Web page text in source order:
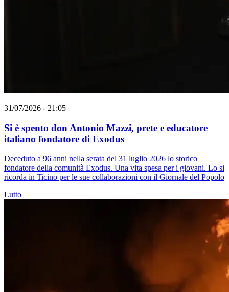
31/07/2026 - 21:05
Si è spento don Antonio Mazzi, prete e educatore
italiano fondatore di Exodus
Deceduto a 96 anni nella serata del 31 luglio 2026 lo storico
fondatore della comunità Exodus. Una vita spesa per i giovani. Lo si
ricorda in Ticino per le sue collaborazioni con il Giornale del Popolo
Lutto